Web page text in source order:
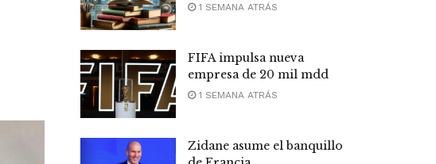
1 SEMANA ATRÁS
FIFA impulsa nueva
empresa de 20 mil mdd
1 SEMANA ATRÁS
Zidane asume el banquillo